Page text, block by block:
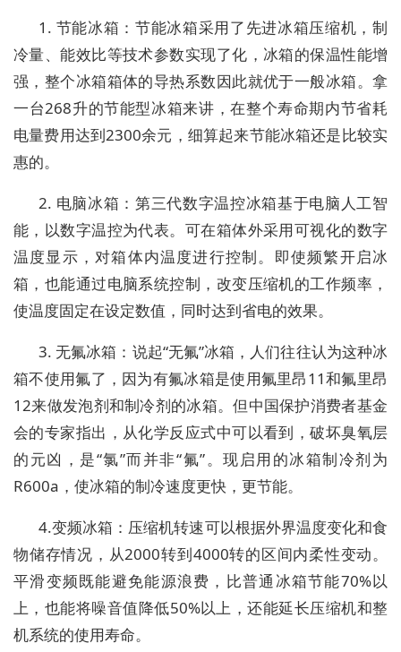
1. 节能冰箱：节能冰箱采用了先进冰箱压缩机，制
冷量、能效比等技术参数实现了化，冰箱的保温性能增
强，整个冰箱箱体的导热系数因此就优于一般冰箱。拿
一台268升的节能型冰箱来讲，在整个寿命期内节省耗
电量费用达到2300余元，细算起来节能冰箱还是比较实
惠的。
2. 电脑冰箱：第三代数字温控冰箱基于电脑人工智
能，以数字温控为代表。可在箱体外采用可视化的数字
温度显示，对箱体内温度进行控制。即使频繁开启冰
箱，也能通过电脑系统控制，改变压缩机的工作频率，
使温度固定在设定数值，同时达到省电的效果。
3. 无氟冰箱：说起“无氟”冰箱，人们往往认为这种冰
箱不使用氟了，因为有氟冰箱是使用氟里昂11和氟里昂
12来做发泡剂和制冷剂的冰箱。但中国保护消费者基金
会的专家指出，从化学反应式中可以看到，破坏臭氧层
的元凶，是“氯”而并非“氟”。现启用的冰箱制冷剂为
R600a，使冰箱的制冷速度更快，更节能。
4.变频冰箱：压缩机转速可以根据外界温度变化和食
物储存情况，从2000转到4000转的区间内柔性变动。
平滑变频既能避免能源浪费，比普通冰箱节能70%以
上，也能将噪音值降低50%以上，还能延长压缩机和整
机系统的使用寿命。